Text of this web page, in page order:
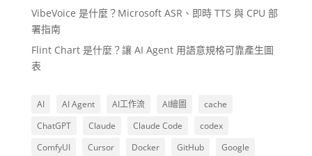
VibeVoice 是什麼？Microsoft ASR、即時 TTS 與 CPU 部
署指南
Flint Chart 是什麼？讓 AI Agent 用語意規格可靠產生圖
表
AI AI Agent AI工作流 AI繪圖
cache
ChatGPT
Claude Claude Code
codex
ComfyUI
Cursor Docker GitHub
Google